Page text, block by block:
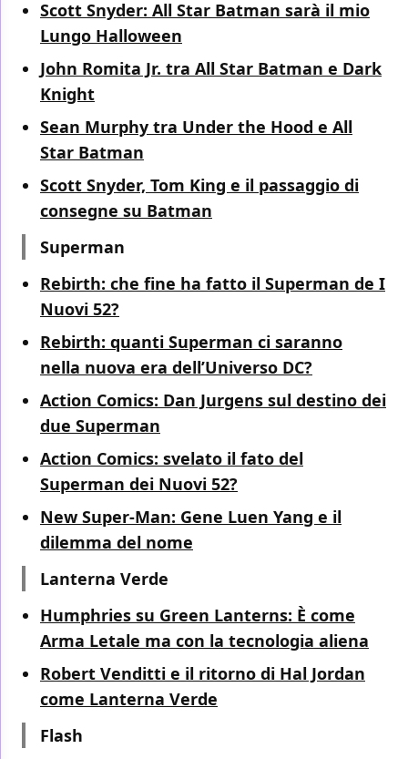
Scott Snyder: All Star Batman sarà il mio
Lungo Halloween
John Romita Jr. tra All Star Batman e Dark
Knight
Sean Murphy tra Under the Hood e All
Star Batman
Scott Snyder, Tom King e il passaggio di
consegne su Batman
Superman
Rebirth: che fine ha fatto il Superman de I
Nuovi 52?
Rebirth: quanti Superman ci saranno
nella nuova era dell’Universo DC?
Action Comics: Dan Jurgens sul destino dei
due Superman
Action Comics: svelato il fato del
Superman dei Nuovi 52?
New Super-Man: Gene Luen Yang e il
dilemma del nome
Lanterna Verde
Humphries su Green Lanterns: È come
Arma Letale ma con la tecnologia aliena
Robert Venditti e il ritorno di Hal Jordan
come Lanterna Verde
Flash